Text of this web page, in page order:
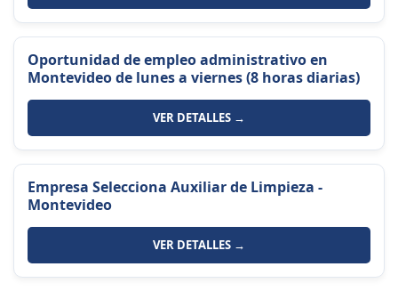
Oportunidad de empleo administrativo en
Montevideo de lunes a viernes (8 horas diarias)
VER DETALLES →
Empresa Selecciona Auxiliar de Limpieza -
Montevideo
VER DETALLES →